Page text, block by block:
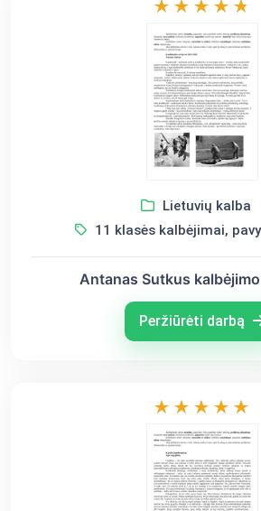
Lietuvių kalba
11 klasės kalbėjimai,
Antanas Sutkus
Peržiūrėti darbą